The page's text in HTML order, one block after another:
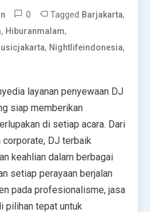
0 Tagged Barjakarta,
, Hiburanmalam,
, Nightlifeindonesia,
layanan penyewaan DJ
siap memberikan
di setiap acara. Dari
corporate, DJ terbaik
keahlian dalam berbagai
setiap perayaan berjalan
pada profesionalisme, jasa
pilihan tepat untuk